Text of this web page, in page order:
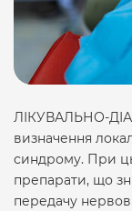
ЛІКУВАЛЬНО-
визначення
синдрому. При
препарати, що
передачу